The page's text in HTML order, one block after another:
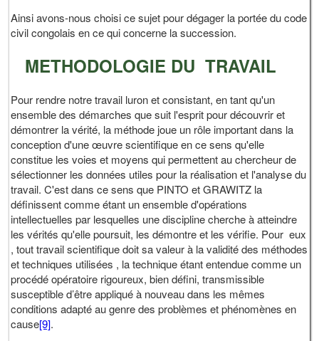
Ainsi avons-nous choisi ce sujet pour dégager la portée du code
civil congolais en ce qui concerne la succession.
METHODOLOGIE DU TRAVAIL
Pour rendre notre travail luron et consistant, en tant qu'un
ensemble des démarches que suit l'esprit pour découvrir et
démontrer la vérité, la méthode joue un rôle important dans la
conception d'une œuvre scientifique en ce sens qu'elle
constitue les voies et moyens qui permettent au chercheur de
sélectionner les données utiles pour la réalisation et l'analyse du
travail. C'est dans ce sens que PINTO et GRAWITZ la
définissent comme étant un ensemble d'opérations
intellectuelles par lesquelles une discipline cherche à atteindre
les vérités qu'elle poursuit, les démontre et les vérifie. Pour eux
, tout travail scientifique doit sa valeur à la validité des méthodes
et techniques utilisées , la technique étant entendue comme un
procédé opératoire rigoureux, bien défini, transmissible
susceptible d’être appliqué à nouveau dans les mêmes
conditions adapté au genre des problèmes et phénomènes en
cause[9].